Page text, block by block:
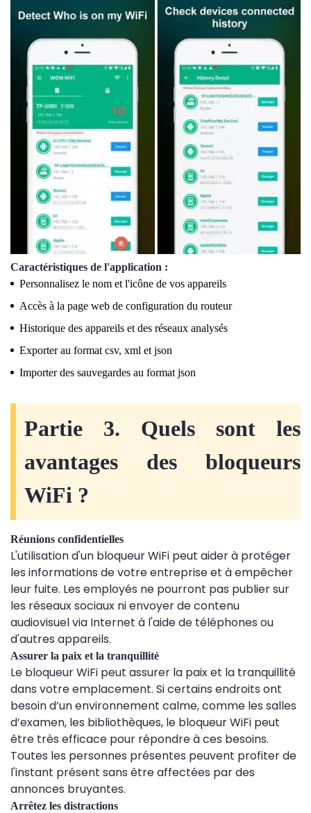
Caractéristiques de l'application :
Personnalisez le nom et l'icône de vos appareils
Accès à la page web de configuration du routeur
Historique des appareils et des réseaux analysés
Exporter au format csv, xml et json
Importer des sauvegardes au format json
Partie 3. Quels sont les
avantages des bloqueurs
WiFi ?
Réunions confidentielles
L'utilisation d'un bloqueur WiFi peut aider à protéger
les informations de votre entreprise et à empêcher
leur fuite. Les employés ne pourront pas publier sur
les réseaux sociaux ni envoyer de contenu
audiovisuel via Internet à l'aide de téléphones ou
d'autres appareils.
Assurer la paix et la tranquillité
Le bloqueur WiFi peut assurer la paix et la tranquillité
dans votre emplacement. Si certains endroits ont
besoin d’un environnement calme, comme les salles
d’examen, les bibliothèques, le bloqueur WiFi peut
être très efficace pour répondre à ces besoins.
Toutes les personnes présentes peuvent profiter de
l'instant présent sans être affectées par des
annonces bruyantes.
Arrêtez les distractions